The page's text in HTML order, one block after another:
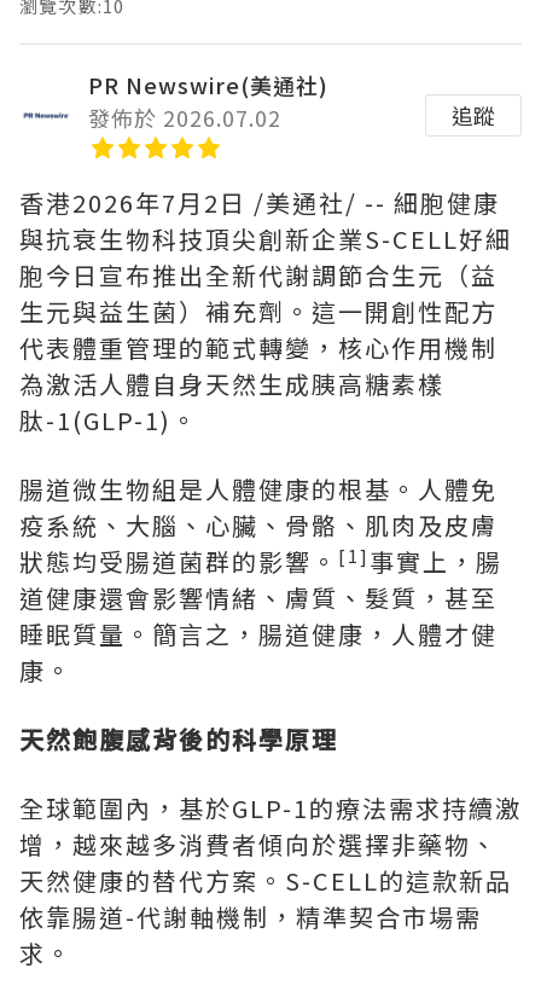
瀏覽次數:10
PR Newswire(美通社)
發佈於 2026.07.02
追蹤
香港2026年7月2日 /美通社/ -- 細胞健康
與抗衰生物科技頂尖創新企業S-CELL好細
胞今日宣布推出全新代謝調節合生元（益
生元與益生菌）補充劑。這一開創性配方
代表體重管理的範式轉變，核心作用機制
為激活人體自身天然生成胰高糖素樣
肽-1(GLP-1)。
腸道微生物組是人體健康的根基。人體免
疫系統、大腦、心臟、骨骼、肌肉及皮膚
狀態均受腸道菌群的影響。 [1] 事實上，腸
道健康還會影響情緒、膚質、髮質，甚至
睡眠質量。簡言之，腸道健康，人體才健
康。
天然飽腹感背後的科學原理
全球範圍內，基於GLP-1的療法需求持續激
增，越來越多消費者傾向於選擇非藥物、
天然健康的替代方案。S-CELL的這款新品
依靠腸道-代謝軸機制，精準契合市場需
求。